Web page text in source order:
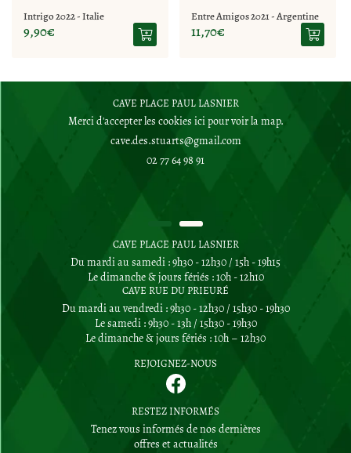
Intrigo 2022 - Italie
9,90€
Entre Amigos 2021 - Argentine
11,70€
CAVE PLACE PAUL LASNIER
Merci d'accepter les cookies icipour voir la map.
02 77 64 98 91
CAVE PLACE PAUL LASNIER
Du mardi au samedi : 9h30 - 12h30 / 15h - 19h15
Le dimanche & jours fériés : 10h - 12h10
CAVE RUE DU PRIEURÉ
Du mardi au vendredi : 9h30 - 12h30 / 15h30 - 19h30
Le samedi : 9h30 - 13h / 15h30 - 19h30
Le dimanche & jours fériés : 10h – 12h30
REJOIGNEZ-NOUS
RESTEZ INFORMÉS
Tenez vous informés de nos dernières
offres et actualités